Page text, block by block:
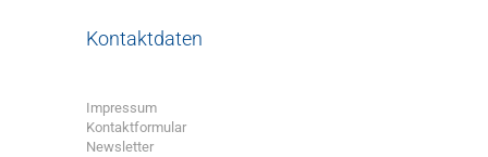
Kontaktdaten
Impressum
Kontaktformular
Newsletter